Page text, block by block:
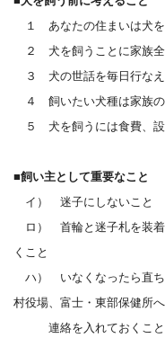
１ あなたの住まいは犬を
２ 犬を飼うことに家族全
３ 犬の世話を毎日行なえ
４ 飼いたい犬種は家族の
５ 犬を飼うには食費、設
■飼い主として重要なこと
イ） 迷子にしないこと
ロ） 首輪と迷子札を装着
くこと
ハ） いなくなったら直ち
村役場、富士・東部保健所へ
連絡を入れておくこと